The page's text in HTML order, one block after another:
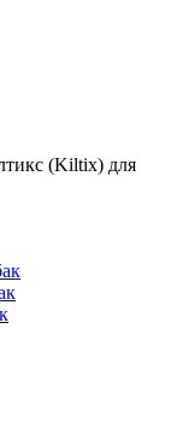
(Kiltix) для